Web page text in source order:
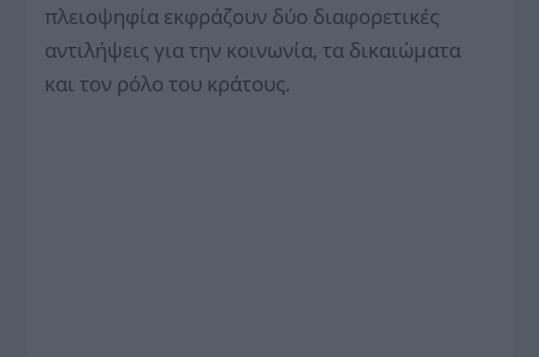
πλειοψηφία εκφράζουν δύο διαφορετικές
αντιλήψεις για την κοινωνία, τα δικαιώματα
και τον ρόλο του κράτους.